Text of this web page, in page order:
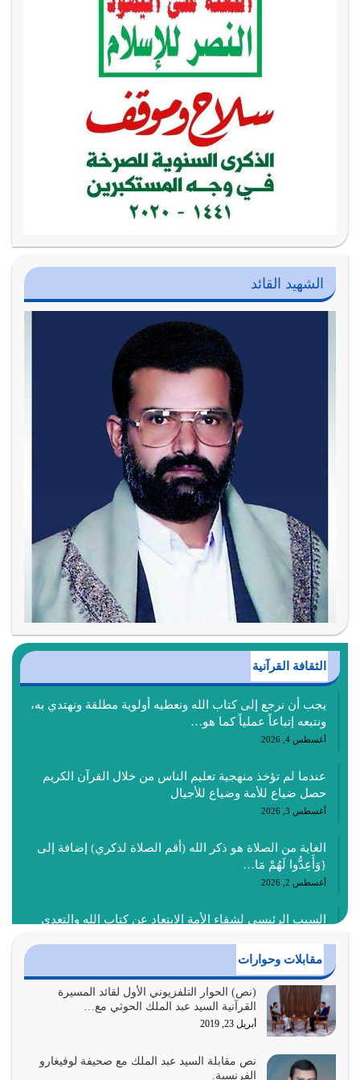
الشهيد القائد
الثقافة القرآنية
يجب أن نرجع إلى كتاب الله ونعطيه أولوية مطلقة ونهتدي به،
ونتبعه إتباعاً عملياً كما هو…
أغسطس 4, 2026
عندما لم تؤخذ منهجية تعليم الناس من خلال القرآن الكريم
حصل ضياع للأمة وضياع للأجيال
أغسطس 3, 2026
الغاية من الصلاة هو ذكر الله (أقم الصلاة لذكري) إضافة إلى
{وَأَعِدُّوا لَهُمْ مَا…
أغسطس 2, 2026
السبب الرئيسي لشقاء الأمة الابتعاد عن كتاب الله والتعدي
أغسطس 1, 2026
أبرز أسباب الشقاء هو الإعراض عن ذكر الله وعن هدى الله
المتمثل في القرآن الكريم
يوليو 31, 2026
أولياء الشيطان كلما كانوا أكثر ولاءً وطاعة للشيطان كلما كانوا
مقابلات وحوارات
(نص) الحوار التلفزيوني الأول لقائد المسيرة
القرآنية السيد عبد الملك الحوثي مع…
أبريل 23, 2019
نص مقابلة السيد عبد الملك مع صحيفة لوفيغارو
الفرنسية.